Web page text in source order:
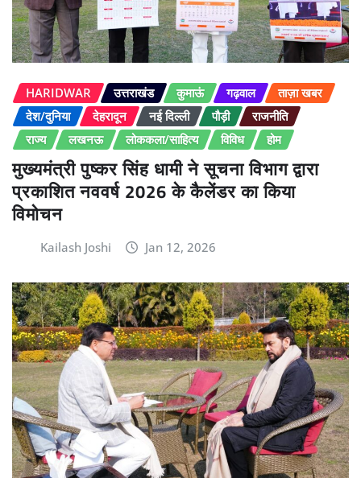
HARIDWAR उत्तराखंड कुमाऊं गढ़वाल
ताज़ा खबर
देश/दुनिया
देहरादून नई दिल्ली पौड़ी
राजनीति
राज्य
लखनऊ लोककला/साहित्य विविध होम
मुख्यमंत्री पुष्कर सिंह धामी ने सूचना विभाग द्वारा
प्रकाशित नववर्ष 2026 के कैलेंडर का किया
विमोचन
Kailash Joshi Jan 12, 2026